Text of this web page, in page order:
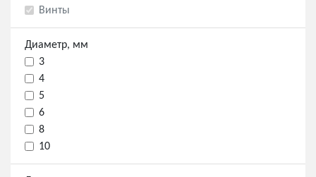
Винты
Диаметр, мм
3
4
5
6
8
10